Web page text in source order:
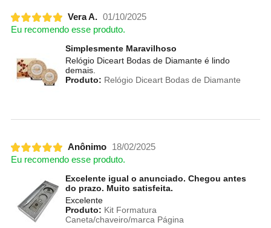
Vera A. 01/10/2025
Eu recomendo esse produto.
Simplesmente Maravilhoso
Relógio Diceart Bodas de Diamante é lindo
demais.
Produto: Relógio Diceart Bodas de Diamante
Anônimo
18/02/2025
Eu recomendo esse produto.
Excelente igual o anunciado. Chegou antes
do prazo. Muito satisfeita.
Excelente
Produto: Kit Formatura
Caneta/chaveiro/marca Página